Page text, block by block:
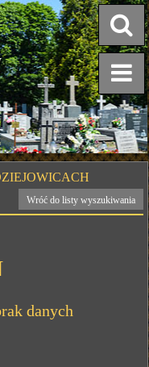
Wróć do listy wyszukiwania
danych